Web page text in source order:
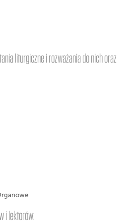
liturgiczne i rozważania do nich oraz
i lektorów: